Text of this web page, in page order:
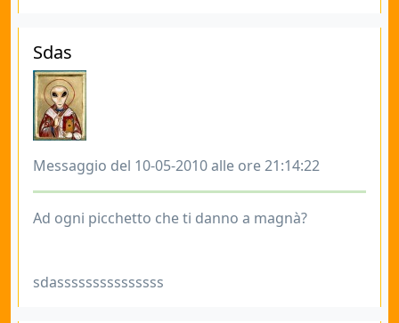
Sdas
Messaggio del 10-05-2010 alle ore 21:14:22
Ad ogni picchetto che ti danno a magnà?
sdasssssssssssssss